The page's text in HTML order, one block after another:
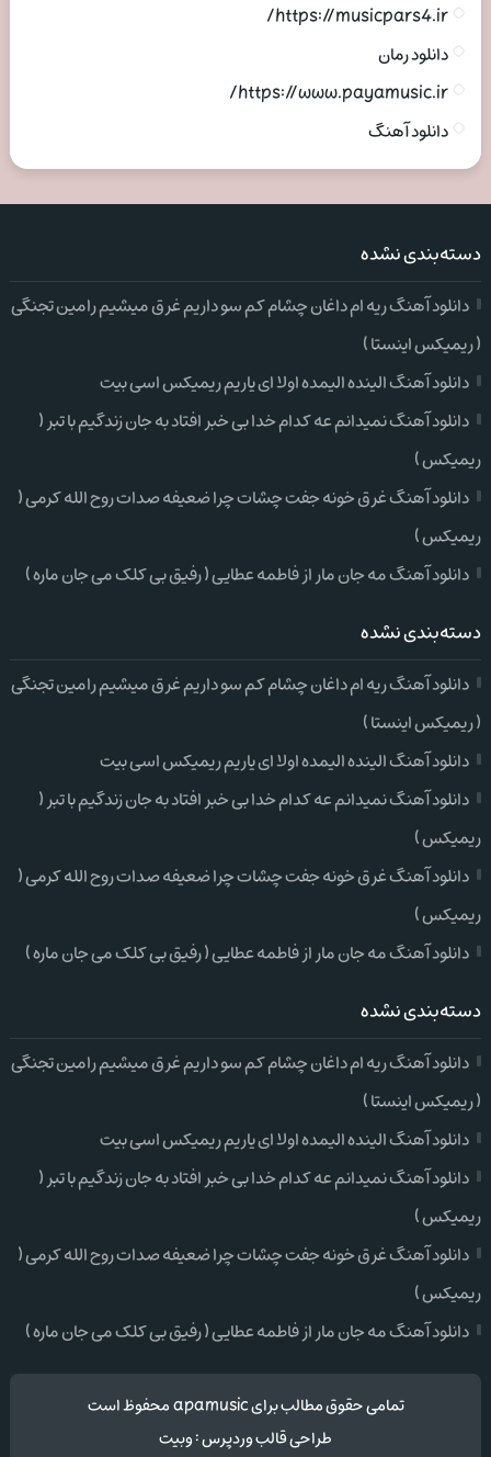
https://musicpars4.ir/
دانلود رمان
https://www.payamusic.ir/
دانلود آهنگ
دسته‌بندی نشده
دانلود آهنگ ریه ام داغان چشام کم سو داریم غرق میشیم رامین تجنگی
( ریمیکس اینستا )
دانلود آهنگ الینده الیمده اولا ای یاریم ریمیکس اسی بیت
دانلود آهنگ نمیدانم عه کدام خدا بی خبر افتاد به جان زندگیم با تبر (
ریمیکس )
دانلود آهنگ غرق خونه جفت چشات چرا ضعیفه صدات روح الله کرمی (
ریمیکس )
دانلود آهنگ مه جان مار از فاطمه عطایی ( رفیق بی کلک می جان ماره )
دسته‌بندی نشده
دانلود آهنگ ریه ام داغان چشام کم سو داریم غرق میشیم رامین تجنگی
( ریمیکس اینستا )
دانلود آهنگ الینده الیمده اولا ای یاریم ریمیکس اسی بیت
دانلود آهنگ نمیدانم عه کدام خدا بی خبر افتاد به جان زندگیم با تبر (
ریمیکس )
دانلود آهنگ غرق خونه جفت چشات چرا ضعیفه صدات روح الله کرمی (
ریمیکس )
دانلود آهنگ مه جان مار از فاطمه عطایی ( رفیق بی کلک می جان ماره )
دسته‌بندی نشده
دانلود آهنگ ریه ام داغان چشام کم سو داریم غرق میشیم رامین تجنگی
( ریمیکس اینستا )
دانلود آهنگ الینده الیمده اولا ای یاریم ریمیکس اسی بیت
دانلود آهنگ نمیدانم عه کدام خدا بی خبر افتاد به جان زندگیم با تبر (
ریمیکس )
دانلود آهنگ غرق خونه جفت چشات چرا ضعیفه صدات روح الله کرمی (
ریمیکس )
دانلود آهنگ مه جان مار از فاطمه عطایی ( رفیق بی کلک می جان ماره )
تمامی حقوق مطالب برای apamusic محفوظ است
طراحی قالب وردپرس:وبیت